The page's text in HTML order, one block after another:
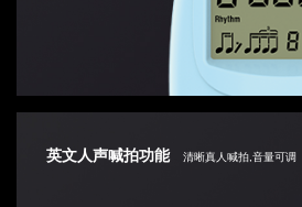
英文人声喊拍功能 清晰真人喊拍,音量可调